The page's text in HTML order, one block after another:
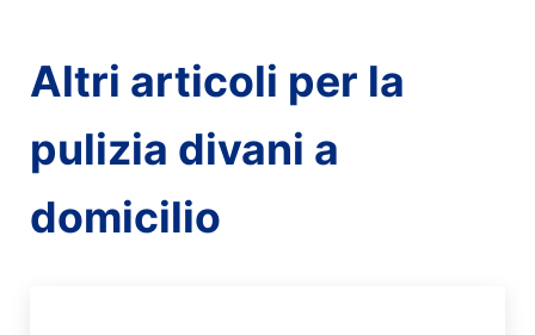
Altri articoli per la
pulizia divani a
domicilio